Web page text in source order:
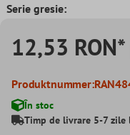
Serie gresie:
12,53
Produktnummer:
În stoc
Timp de livrare 5-7 zile